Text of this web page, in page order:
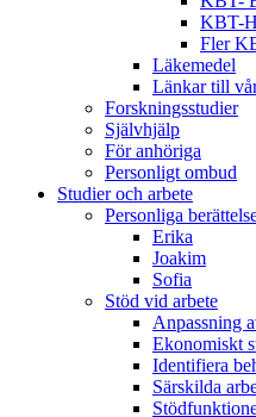
KBT-
Fler
Läkemedel
Länkar till
Forskningsstudier
Självhjälp
För anhöriga
Personligt ombud
Studier och arbete
Personliga
Erika
Joakim
Sofia
Stöd vid arbete
Anpassning
Ekonomiskt
Identifiera
Särskilda